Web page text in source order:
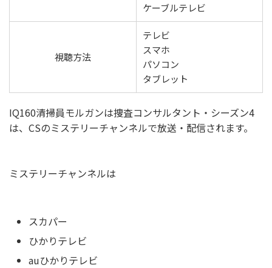
ケーブルテレビ
視聴方法
テレビ
スマホ
パソコン
タブレット
IQ160清掃員モルガンは捜査コンサルタント・シーズン4
は、CSのミステリーチャンネルで放送・配信されます。
ミステリーチャンネルは
スカパー
ひかりテレビ
auひかりテレビ